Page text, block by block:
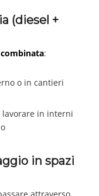
(diesel +
:
o in cantieri
in interni
in spazi
attraverso